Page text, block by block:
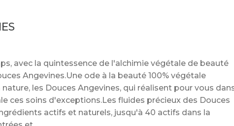
avec la quintessence de l'alchimie végétale de beauté
Angevines.Une ode à la beauté 100% végétale
les Douces Angevines, qui réalisent pour vous
ces soins d'exceptions.Les fluides précieux des Douces
actifs et naturels, jusqu'à 40 actifs dans la